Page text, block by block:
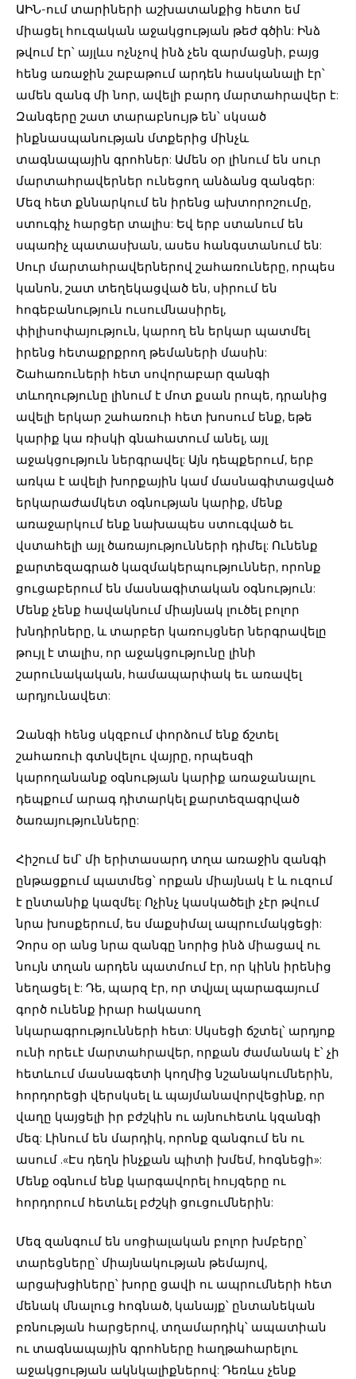
ԱԻՆ-ում տարիների աշխատանքից հետո եմ
միացել հուզական աջակցության թեժ գծին: Ինձ
թվում էր՝ այլևս ոչնչով ինձ չեն զարմացնի, բայց
հենց առաջին շաբաթում արդեն հասկանալի էր՝
ամեն զանգ մի նոր, ավելի բարդ մարտահրավեր է:
Զանգերը շատ տարաբնույթ են՝ սկսած
ինքնասպանության մտքերից մինչև
տագնապային գրոհներ: Ամեն օր լինում են սուր
մարտահրավերներ ունեցող անձանց զանգեր:
Մեզ հետ քննարկում են իրենց ախտորոշումը,
ստուգիչ հարցեր տալիս: Եվ երբ ստանում են
սպառիչ պատասխան, ասես հանգստանում են:
Սուր մարտահրավերներով շահառուները, որպես
կանոն, շատ տեղեկացված են, սիրում են
հոգեբանություն ուսումնասիրել,
փիլիսոփայություն, կարող են երկար պատմել
իրենց հետաքրքրող թեմաների մասին:
Շահառուների հետ սովորաբար զանգի
տևողությունը լինում է մոտ քսան րոպե, դրանից
ավելի երկար շահառուի հետ խոսում ենք, եթե
կարիք կա ռիսկի գնահատում անել, այլ
աջակցություն ներգրավել: Այն դեպքերում, երբ
առկա է ավելի խորքային կամ մասնագիտացված
երկարաժամկետ օգնության կարիք, մենք
առաջարկում ենք նախապես ստուգված եւ
վստահելի այլ ծառայությունների դիմել: Ունենք
քարտեզագրած կազմակերպություններ, որոնք
ցուցաբերում են մասնագիտական օգնություն:
Մենք չենք հավակնում միայնակ լուծել բոլոր
խնդիրները, և տարբեր կառույցներ ներգրավելը
թույլ է տալիս, որ աջակցությունը լինի
շարունակական, համապարփակ եւ առավել
արդյունավետ:
Զանգի հենց սկզբում փորձում ենք ճշտել
շահառուի գտնվելու վայրը, որպեսզի
կարողանանք օգնության կարիք առաջանալու
դեպքում արագ դիտարկել քարտեզագրված
ծառայությունները:
Հիշում եմ՝ մի երիտասարդ տղա առաջին զանգի
ընթացքում պատմեց՝ որքան միայնակ է և ուզում
է ընտանիք կազմել: Ոչինչ կասկածելի չէր թվում
նրա խոսքերում, ես մաքսիմալ ապրումակցեցի:
Չորս օր անց նրա զանգը նորից ինձ միացավ ու
նույն տղան արդեն պատմում էր, որ կինն իրենից
նեղացել է: Դե, պարզ էր, որ տվյալ պարագայում
գործ ունենք իրար հակասող
նկարագրությունների հետ: Սկսեցի ճշտել՝ արդյոք
ունի որեւէ մարտահրավեր, որքան ժամանակ է՝ չի
հետևում մասնագետի կողմից նշանակումներին,
հորդորեցի վերսկսել և պայմանավորվեցինք, որ
վաղը կայցելի իր բժշկին ու այնուհետև կզանգի
մեզ: Լինում են մարդիկ, որոնք զանգում են ու
ասում .«Էս դեղն ինչքան պիտի խմեմ, հոգնեցի»:
Մենք օգնում ենք կարգավորել հույզերը ու
հորդորում հետևել բժշկի ցուցումներին:
Մեզ զանգում են սոցիալական բոլոր խմբերը՝
տարեցները՝ միայնակության թեմայով,
արցախցիները՝ խորը ցավի ու ապրումների հետ
մենակ մնալուց հոգնած, կանայք՝ ընտանեկան
բռնության հարցերով, տղամարդիկ՝ ապատիան
ու տագնապային գրոհները հաղթահարելու
աջակցության ակնկալիքներով: Դեռևս չենք